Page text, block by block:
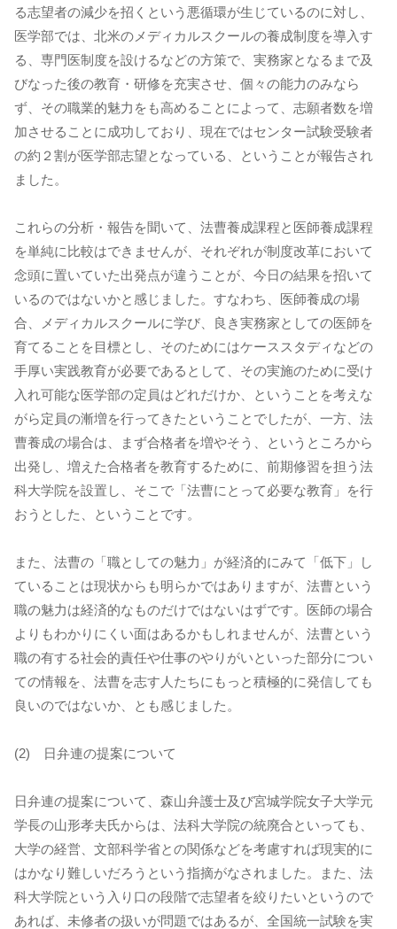
る志望者の減少を招くという悪循環が生じているのに対し、
医学部では、北米のメディカルスクールの養成制度を導入す
る、専門医制度を設けるなどの方策で、実務家となるまで及
びなった後の教育・研修を充実させ、個々の能力のみなら
ず、その職業的魅力をも高めることによって、志願者数を増
加させることに成功しており、現在ではセンター試験受験者
の約２割が医学部志望となっている、ということが報告され
ました。
これらの分析・報告を聞いて、法曹養成課程と医師養成課程
を単純に比較はできませんが、それぞれが制度改革において
念頭に置いていた出発点が違うことが、今日の結果を招いて
いるのではないかと感じました。すなわち、医師養成の場
合、メディカルスクールに学び、良き実務家としての医師を
育てることを目標とし、そのためにはケーススタディなどの
手厚い実践教育が必要であるとして、その実施のために受け
入れ可能な医学部の定員はどれだけか、ということを考えな
がら定員の漸増を行ってきたということでしたが、一方、法
曹養成の場合は、まず合格者を増やそう、というところから
出発し、増えた合格者を教育するために、前期修習を担う法
科大学院を設置し、そこで「法曹にとって必要な教育」を行
おうとした、ということです。
また、法曹の「職としての魅力」が経済的にみて「低下」し
ていることは現状からも明らかではありますが、法曹という
職の魅力は経済的なものだけではないはずです。医師の場合
よりもわかりにくい面はあるかもしれませんが、法曹という
職の有する社会的責任や仕事のやりがいといった部分につい
ての情報を、法曹を志す人たちにもっと積極的に発信しても
良いのではないか、とも感じました。
(2) 日弁連の提案について
日弁連の提案について、森山弁護士及び宮城学院女子大学元
学長の山形孝夫氏からは、法科大学院の統廃合といっても、
大学の経営、文部科学省との関係などを考慮すれば現実的に
はかなり難しいだろうという指摘がなされました。また、法
科大学院という入り口の段階で志望者を絞りたいというので
あれば、未修者の扱いが問題ではあるが、全国統一試験を実